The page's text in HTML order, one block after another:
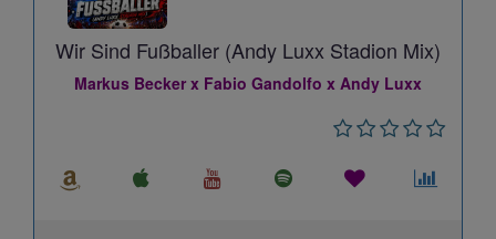
Wir Sind Fußballer (Andy Luxx Stadion Mix)
Markus Becker x Fabio Gandolfo x Andy Luxx